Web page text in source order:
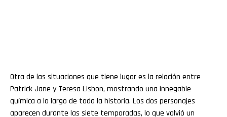
Otra de las situaciones que tiene lugar es la relación entre
Patrick Jane y Teresa Lisbon, mostrando una innegable
química a lo largo de toda la historia. Los dos personajes
aparecen durante las siete temporadas, lo que volvió un